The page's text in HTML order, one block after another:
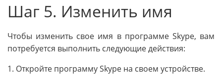
Шаг 5. Изменить имя
Чтобы изменить свое имя в программе Skype, вам
потребуется выполнить следующие действия:
1. Откройте программу Skype на своем устройстве.